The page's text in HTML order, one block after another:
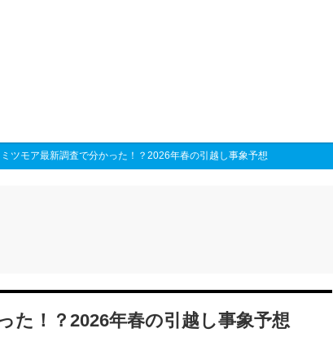
ミツモア最新調査で分かった！？2026年春の引越し事象予想
た！？2026年春の引越し事象予想